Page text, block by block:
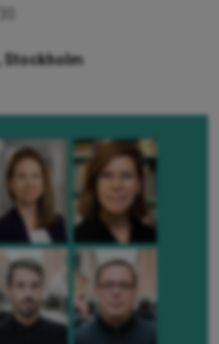
Stockholm